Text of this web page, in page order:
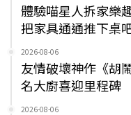
體驗喵星人拆家樂
把家具通通推下桌
2026-08-06
友情破壞神作《胡
名大廚喜迎里程碑
2026-08-06